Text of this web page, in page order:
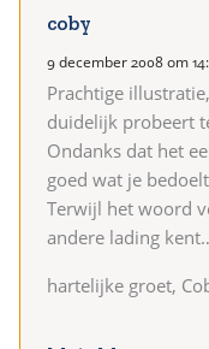
coby
9 december 2008 om
Prachtige
duidelijk probeert
Ondanks dat het
goed wat je
Terwijl het woord
andere lading
hartelijke groet,